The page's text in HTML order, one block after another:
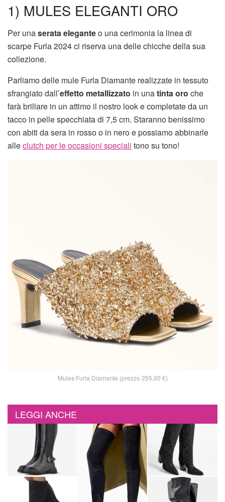
1) MULES ELEGANTI ORO
Per unaserata eleganteo una cerimonia la linea di
scarpe Furla 2024 ci riserva una delle chicche della sua
collezione.
Parliamo delle mule Furla Diamante realizzate in tessuto
sfrangiato dall’effetto metallizzato in unatinta oro che
farà brillare in un attimo il nostro look e completate da un
tacco in pelle specchiata di 7,5 cm. Staranno benissimo
con abiti da sera in rosso o in nero e possiamo abbinarle
alleclutch per le occasioni speciali tono su tono!
Mules Furla Diamante (prezzo 255,00 €)
LEGGI ANCHE